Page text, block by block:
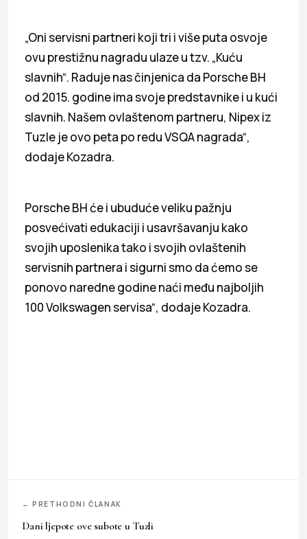
„Oni servisni partneri koji tri i više puta osvoje
ovu prestižnu nagradu ulaze u tzv. „Kuću
slavnih“. Raduje nas činjenica da Porsche BH
od 2015. godine ima svoje predstavnike i u kući
slavnih. Našem ovlaštenom partneru, Nipex iz
Tuzle je ovo peta po redu VSQA nagrada“,
dodaje Kozadra.
Porsche BH će i ubuduće veliku pažnju
posvećivati edukaciji i usavršavanju kako
svojih uposlenika tako i svojih ovlaštenih
servisnih partnera i sigurni smo da ćemo se
ponovo naredne godine naći među najboljih
100 Volkswagen servisa“, dodaje Kozadra.
← PRETHODNI ČLANAK
Dani ljepote ove subote u Tuzli